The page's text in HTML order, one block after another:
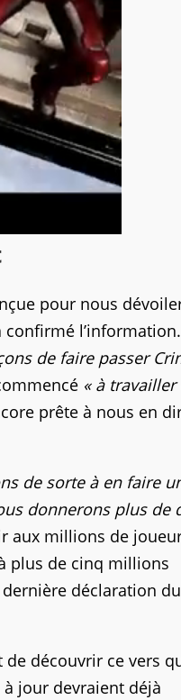
pour nous
confirmé l’information.
de faire passer
« à
prête à nous en
de sorte à en faire
donnerons plus de
aux millions de
plus de cinq millions
déclaration du
découvrir ce vers
jour devraient déjà